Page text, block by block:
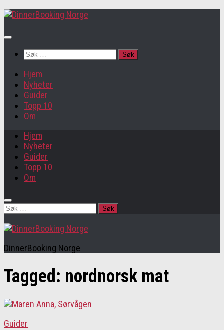
Søk
Hjem
Nyheter
Guider
Topp 10
Om
Hjem
Nyheter
Guider
Topp 10
Om
Søk
DinnerBooking Norge
Tagged: nordnorsk mat
Guider